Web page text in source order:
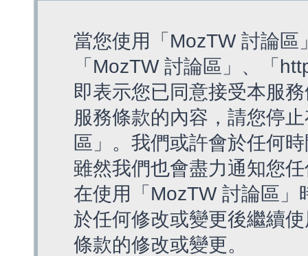
當您使用「MozTW 討論
「MozTW 討論區」、「
即表示您已同意接受本服
服務條款的內容，請您停
區」。我們或許會於任何
雖然我們也會盡力通知您
在使用「MozTW 討論區
於任何修改或變更後繼續
條款的修改或變更。